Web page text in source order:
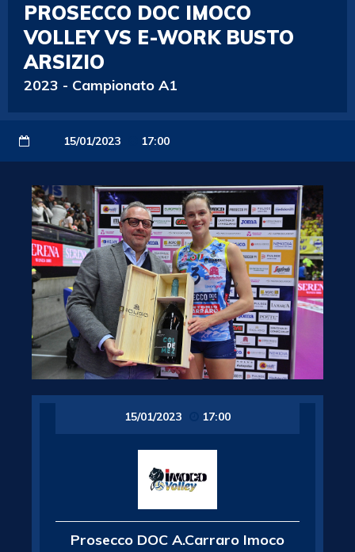
PROSECCO DOC IMOCO
VOLLEY VS E-WORK BUSTO
ARSIZIO
2023 - Campionato A1
15/01/2023 17:00
15/01/2023 17:00
Prosecco DOC A.Carraro Imoco